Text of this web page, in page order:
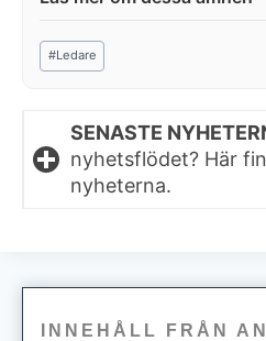
Post
Tags:
#Ledare
SENASTE
nyhetsflödet? Här
nyheterna.
INNEHÅLL FRÅN